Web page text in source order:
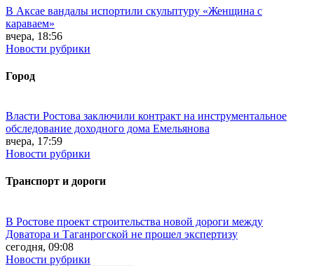
В Аксае вандалы испортили скульптуру «Женщина с
караваем»
вчера, 18:56
Новости рубрики
Город
Власти Ростова заключили контракт на инструментальное
обследование доходного дома Емельянова
вчера, 17:59
Новости рубрики
Транспорт и дороги
В Ростове проект строительства новой дороги между
Доватора и Таганрогской не прошел экспертизу
сегодня, 09:08
Новости рубрики